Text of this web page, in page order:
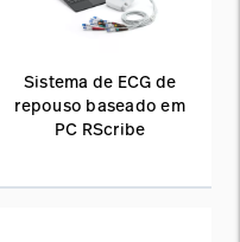
Sistema de ECG de
repouso baseado em
PC RScribe